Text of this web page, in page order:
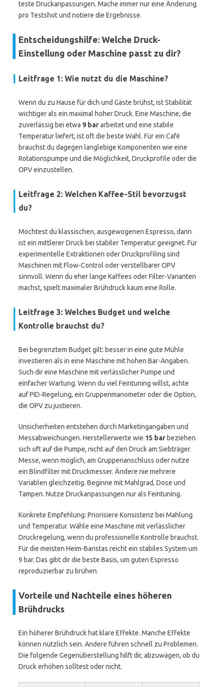
teste Druckanpassungen. Mache immer nur eine Änderung
pro Testshot und notiere die Ergebnisse.
Entscheidungshilfe: Welche Druck-
Einstellung oder Maschine passt zu dir?
Leitfrage 1: Wie nutzt du die Maschine?
Wenn du zu Hause für dich und Gäste brühst, ist Stabilität
wichtiger als ein maximal hoher Druck. Eine Maschine, die
zuverlässig bei etwa 9 bararbeitet und eine stabile
Temperatur liefert, ist oft die beste Wahl. Für ein Café
brauchst du dagegen langlebige Komponenten wie eine
Rotationspumpe und die Möglichkeit, Druckprofile oder die
OPV einzustellen.
Leitfrage 2: Welchen Kaffee-Stil bevorzugst
du?
Möchtest du klassischen, ausgewogenen Espresso, dann
ist ein mittlerer Druck bei stabiler Temperatur geeignet. Für
experimentelle Extraktionen oder Druckprofiling sind
Maschinen mit Flow-Control oder verstellbarer OPV
sinnvoll. Wenn du eher lange Kaffees oder Filter-Varianten
machst, spielt maximaler Brühdruck kaum eine Rolle.
Leitfrage 3: Welches Budget und welche
Kontrolle brauchst du?
Bei begrenztem Budget gilt: besser in eine gute Mühle
investieren als in eine Maschine mit hohen Bar-Angaben.
Such dir eine Maschine mit verlässlicher Pumpe und
einfacher Wartung. Wenn du viel Feintuning willst, achte
auf PID-Regelung, ein Gruppenmanometer oder die Option,
die OPV zu justieren.
Unsicherheiten entstehen durch Marketingangaben und
Messabweichungen. Herstellerwerte wie 15 bar beziehen
sich oft auf die Pumpe, nicht auf den Druck am Siebträger.
Messe, wenn möglich, am Gruppenanschluss oder nutze
ein Blindfilter mit Druckmesser. Ändere nie mehrere
Variablen gleichzeitig. Beginne mit Mahlgrad, Dose und
Tampen. Nutze Druckanpassungen nur als Feintuning.
Konkrete Empfehlung: Priorisiere Konsistenz bei Mahlung
und Temperatur. Wähle eine Maschine mit verlässlicher
Druckregelung, wenn du professionelle Kontrolle brauchst.
Für die meisten Heim-Baristas reicht ein stabiles System um
9 bar. Das gibt dir die beste Basis, um guten Espresso
reproduzierbar zu brühen.
Vorteile und Nachteile eines höheren
Brühdrucks
Ein höherer Brühdruck hat klare Effekte. Manche Effekte
können nützlich sein. Andere führen schnell zu Problemen.
Die folgende Gegenüberstellung hilft dir, abzuwägen, ob du
Druck erhöhen solltest oder nicht.